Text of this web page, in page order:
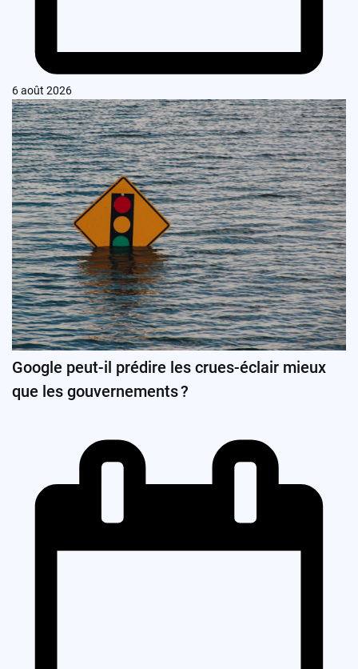
6 août 2026
Google peut-il prédire les crues-éclair mieux
que les gouvernements ?